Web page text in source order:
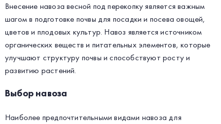
Внесение навоза весной под перекопку является важным
шагом в подготовке почвы для посадки и посева овощей,
цветов и плодовых культур. Навоз является источником
органических веществ и питательных элементов, которые
улучшают структуру почвы и способствуют росту и
развитию растений.
Выбор навоза
Наиболее предпочтительными видами навоза для